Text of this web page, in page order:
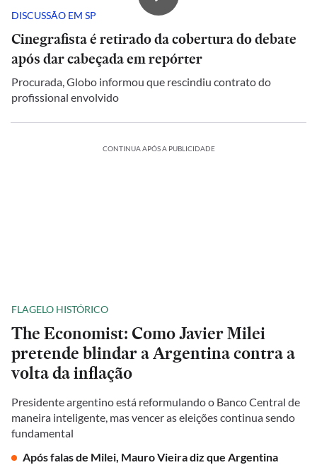
DISCUSSÃO EM SP
Cinegrafista é retirado da cobertura do debate
após dar cabeçada em repórter
Procurada, Globo informou que rescindiu contrato do
profissional envolvido
CONTINUA APÓS A PUBLICIDADE
FLAGELO HISTÓRICO
The Economist: Como Javier Milei
pretende blindar a Argentina contra a
volta da inflação
Presidente argentino está reformulando o Banco Central de
maneira inteligente, mas vencer as eleições continua sendo
fundamental
Após falas de Milei, Mauro Vieira diz que Argentina